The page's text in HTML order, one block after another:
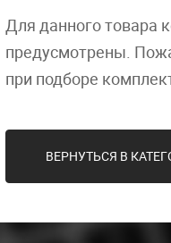
Для данного товара
предусмотрены.
при подборе
ВЕРНУТЬСЯ В